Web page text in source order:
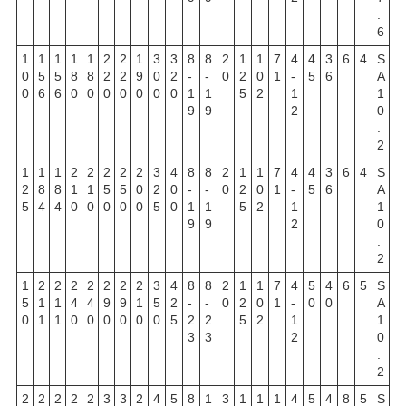
6
1
0
0
1
5
6
1
5
6
1
8
0
1
8
0
2
2
0
2
2
0
1
9
0
3
0
0
3
2
0
8
-
1
9
8
-
1
9
2
0
1
2
5
1
0
2
7
1
4
-
1
2
4
5
3
6
6 4
S
A
1
0
2
1
2
5
1
8
4
1
8
4
2
1
0
2
1
0
2
5
0
2
5
0
2
0
0
3
2
5
4
0
0
8
-
1
9
8
-
1
9
2
0
1
2
5
1
0
2
7
1
4
-
1
2
4
5
3
6
6 4
S
A
1
0
2
1
5
0
2
1
1
2
1
1
2
4
0
2
4
0
2
9
0
2
9
0
2
1
0
3
5
0
4
2
5
8
-
2
3
8
-
2
3
2
0
1
2
5
1
0
2
7
1
4
-
1
2
5
0
4
0
6 5
S
A
1
0
2
2
2 2 2 2 3 3 2 4 5 8 1 3 1 1 1 4 5 4 8 5 S